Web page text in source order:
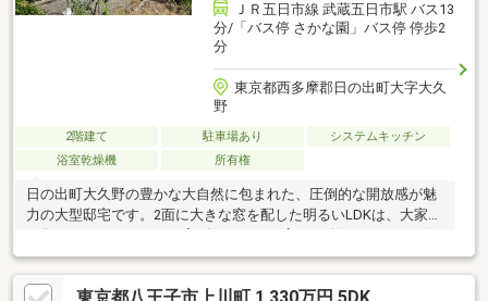
ＪＲ五日市線 武蔵五日市駅 バス13
分/「バス停 さかな園」バス停 停歩2
分
東京都西多摩郡日の出町大字大久
野
2階建て 駐車場あり
システムキッチン
浴室乾燥機
所有権
日の出町大久野の豊かな大自然に包まれた、圧倒的な開放感が魅
力の大型邸宅です。2面に大きな窓を配した明るいLDKは、大家族
品あふれる欄間など、住まいの格調高さを引き立てます。、ライ
フスタイルに合わせてフレキシブルに使える可動間仕切り付きの2
階洋室など、随所にこだわりと上質さが息づいています。周囲の